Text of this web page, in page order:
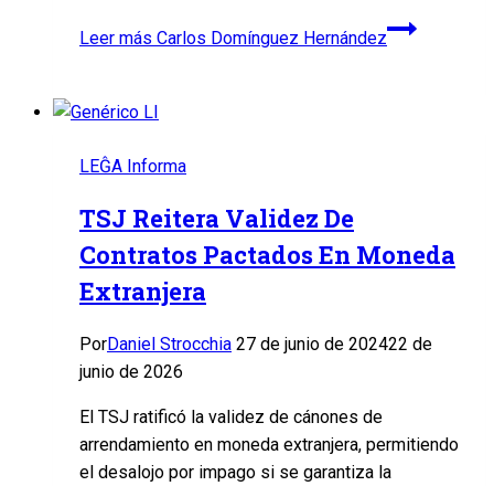
Leer más Carlos Domínguez Hernández
LEĜA Informa
TSJ Reitera Validez De
Contratos Pactados En Moneda
Extranjera
PorDaniel Strocchia 27 de junio de 202422 de
junio de 2026
El TSJ ratificó la validez de cánones de
arrendamiento en moneda extranjera, permitiendo
el desalojo por impago si se garantiza la